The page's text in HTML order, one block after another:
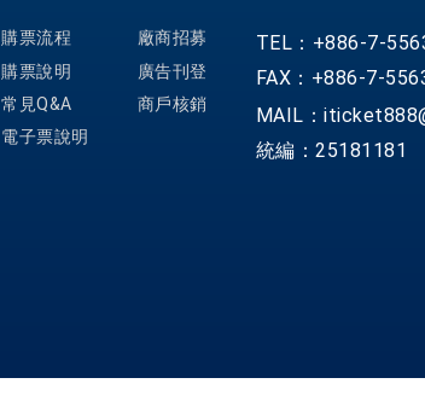
TEL：+886-7-
FAX：+886-7-
MAIL：
統編：25181181
廠商招募
廣告刊登
商戶核銷
購票流程
購票說明
常見Q&A
電子票說明